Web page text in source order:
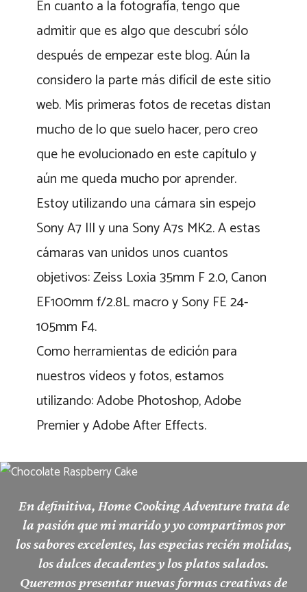
En cuanto a la fotografía, tengo que
admitir que es algo que descubrí sólo
después de empezar este blog. Aún la
considero la parte más difícil de este sitio
web. Mis primeras fotos de recetas distan
mucho de lo que suelo hacer, pero creo
que he evolucionado en este capítulo y
aún me queda mucho por aprender.
Estoy utilizando una cámara sin espejo
Sony A7 III y una Sony A7s MK2. A estas
cámaras van unidos unos cuantos
objetivos: Zeiss Loxia 35mm F 2.0, Canon
EF100mm f/2.8L macro y Sony FE 24-
105mm F4.
Como herramientas de edición para
nuestros vídeos y fotos, estamos
utilizando: Adobe Photoshop, Adobe
Premier y Adobe After Effects.
En definitiva, Home Cooking Adventure trata de
la pasión que mi marido y yo compartimos por
los sabores excelentes, las especias recién molidas,
los dulces decadentes y los platos salados.
Queremos presentar nuevas formas creativas de